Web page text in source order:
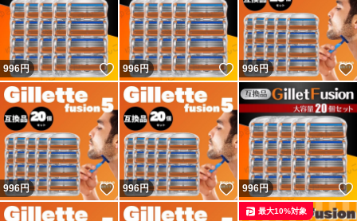
996円 いいね！
996円 いいね！
996円
996円 いいね！
996円 いいね！
996円
最大10%対象